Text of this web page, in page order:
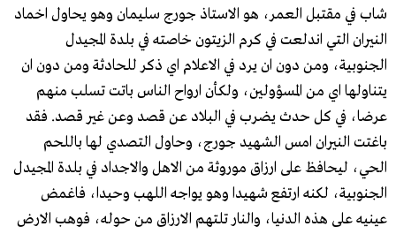
شاب في مقتبل العمر، هو الاستاذ جورج سليمان وهو يحاول اخماد
النيران التي اندلعت في كرم الزيتون خاصته في بلدة المجيدل
الجنوبية، ومن دون ان يرد في الاعلام اي ذكر للحادثة ومن دون ان
يتناولها اي من المسؤولين، ولكأن ارواح الناس باتت تسلب منهم
عرضا، في كل حدث يضرب في البلاد عن قصد وعن غير قصد. فقد
باغتت النيران امس الشهيد جورج، وحاول التصدي لها باللحم
الحي، ليحافظ على ارزاق موروثة من الاهل والاجداد في بلدة المجيدل
الجنوبية، لكنه ارتفع شهيدا وهو يواجه اللهب وحيدا، فاغمض
عينيه على هذه الدنيا، والنار تلتهم الارزاق من حوله، فوهب الارض